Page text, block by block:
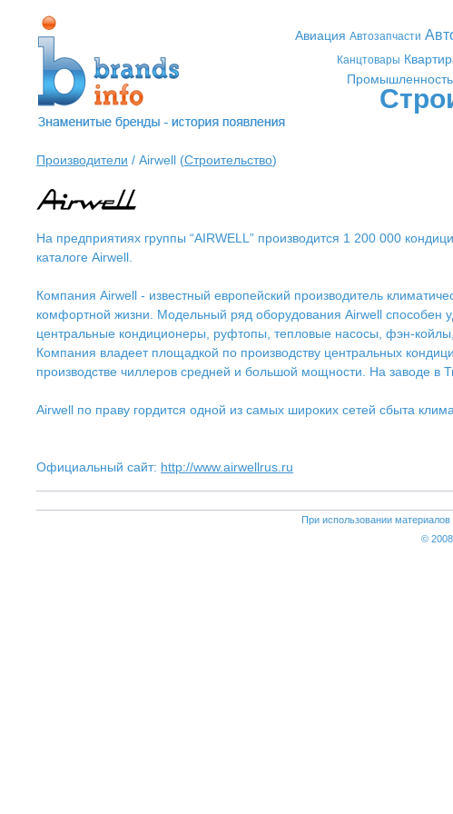
Авиация Автозапчасти
Канцтовары
Промышленность
Производители / Airwell (Строительство)
На предприятиях группы “AIRWELL” производится 1 200 000
каталоге Airwell.
Компания Airwell - известный европейский производитель
комфортной жизни. Модельный ряд оборудования Airwell способен
центральные кондиционеры, руфтопы, тепловые насосы, фэн-
Компания владеет площадкой по производству центральных
производстве чиллеров средней и большой мощности. На заводе в
Airwell по праву гордится одной из самых широких сетей сбыта
Официальный сайт: http://www.airwellrus.ru
При использовании материалов
©